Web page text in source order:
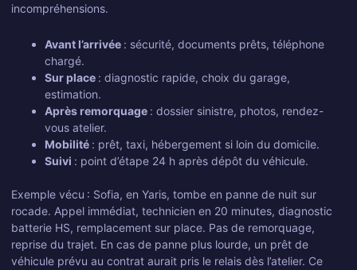
incompréhensions.
Avant l’arrivée : sécurité, documents prêts, téléphone
chargé.
Sur place : diagnostic rapide, choix du garage,
estimation.
Après remorquage : dossier sinistre, photos, rendez-
vous atelier.
Mobilité : prêt, taxi, hébergement si loin du domicile.
Suivi : point d’étape 24 h après dépôt du véhicule.
Exemple vécu : Sofia, en Yaris, tombe en panne de nuit sur
rocade. Appel immédiat, technicien en 20 minutes, diagnostic
batterie HS, remplacement sur place. Pas de remorquage,
reprise du trajet. En cas de panne plus lourde, un prêt de
véhicule prévu au contrat aurait pris le relais dès l’atelier. Ce